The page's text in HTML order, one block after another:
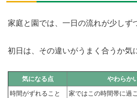
家庭と園では、一日の流れが少しず
初日は、その違いがうまく合うか気
気になる点
やわらか
時間がずれること
家ではこの時間帯に過